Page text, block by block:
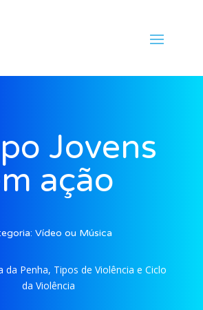
Jovens
ação
Vídeo ou Música
da Penha, Tipos de Violência e Ciclo
da Violência